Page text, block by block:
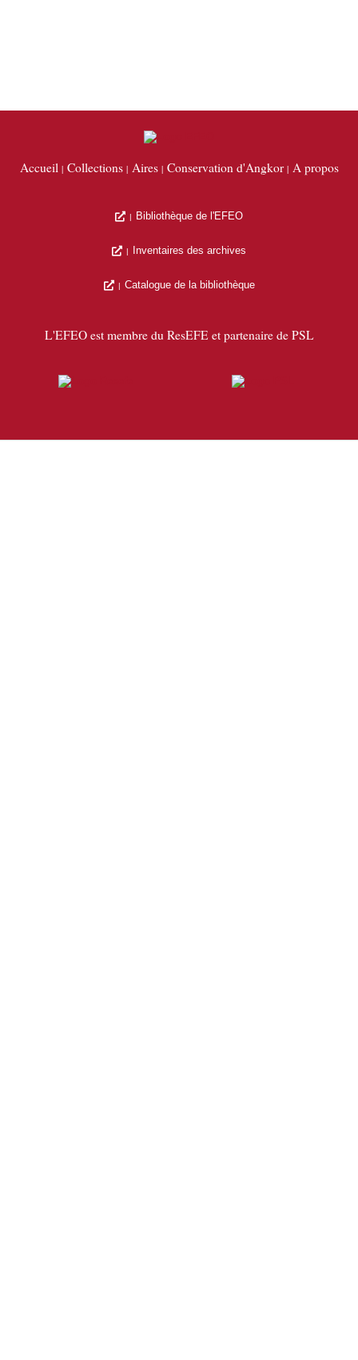
Accueil Collections Aires Conservation d'Angkor A propos
Bibliothèque de l'EFEO
Inventaires des archives
Catalogue de la bibliothèque
L'EFEO est membre du ResEFE et partenaire de PSL